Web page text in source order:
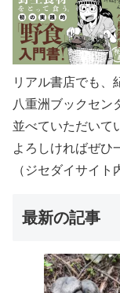
リアル書店でも、
八重洲ブックセン
並べていただいて
よろしければぜひ
（ジセダイサイト
最新の記事